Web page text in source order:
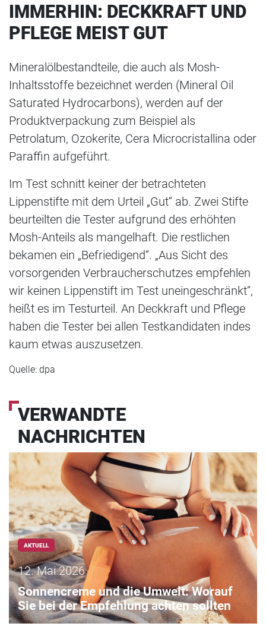
IMMERHIN: DECKKRAFT UND
PFLEGE MEIST GUT
Mineralölbestandteile, die auch als Mosh-
Inhaltsstoffe bezeichnet werden (Mineral Oil
Saturated Hydrocarbons), werden auf der
Produktverpackung zum Beispiel als
Petrolatum, Ozokerite, Cera Microcristallina oder
Paraffin aufgeführt.
Im Test schnitt keiner der betrachteten
Lippenstifte mit dem Urteil „Gut“ ab. Zwei Stifte
beurteilten die Tester aufgrund des erhöhten
Mosh-Anteils als mangelhaft. Die restlichen
bekamen ein „Befriedigend“. „Aus Sicht des
vorsorgenden Verbraucherschutzes empfehlen
wir keinen Lippenstift im Test uneingeschränkt“,
heißt es im Testurteil. An Deckkraft und Pflege
haben die Tester bei allen Testkandidaten indes
kaum etwas auszusetzen.
Quelle: dpa
VERWANDTE
NACHRICHTEN
AKTUELL
12. Mai 2026
Sonnencreme und die Umwelt: Worauf
Sie bei der Empfehlung achten sollten